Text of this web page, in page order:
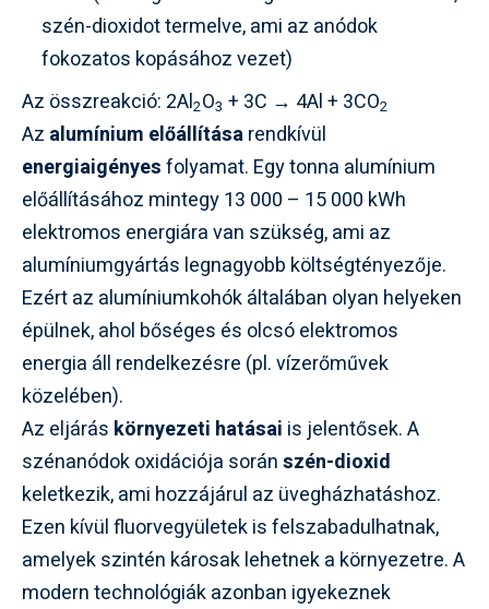
szén-dioxidot termelve, ami az anódok
fokozatos kopásához vezet)
Az összreakció: 2Al2O3 + 3C → 4Al + 3CO2
Az alumínium előállításarendkívül
energiaigényesfolyamat. Egy tonna alumínium
előállításához mintegy 13 000 – 15 000 kWh
elektromos energiára van szükség, ami az
alumíniumgyártás legnagyobb költségtényezője.
Ezért az alumíniumkohók általában olyan helyeken
épülnek, ahol bőséges és olcsó elektromos
energia áll rendelkezésre (pl. vízerőművek
közelében).
Az eljárás környezeti hatásai is jelentősek. A
szénanódok oxidációja soránszén-dioxid
keletkezik, ami hozzájárul az üvegházhatáshoz.
Ezen kívül fluorvegyületek is felszabadulhatnak,
amelyek szintén károsak lehetnek a környezetre. A
modern technológiák azonban igyekeznek